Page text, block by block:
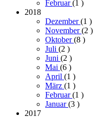
Februar(1 )
2018
Dezember(1 )
November(2 )
Oktober(8 )
Juli (2 )
Juni (2 )
Mai (6 )
April (1 )
März (1 )
Februar(1 )
Januar(3 )
2017